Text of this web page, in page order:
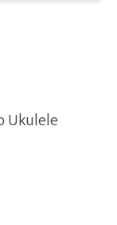
Ukulele